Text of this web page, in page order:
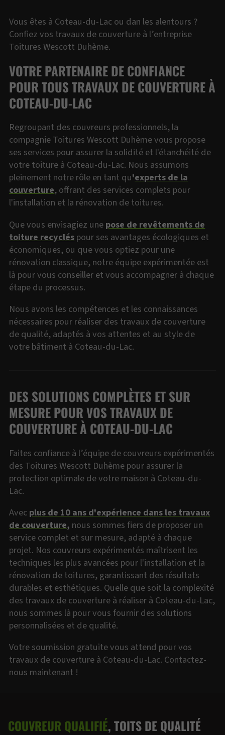
Vous êtes à Coteau-du-Lac ou dan les alentours ?
Confiez vos travaux de couverture à l’entreprise
Toitures Wescott Duhème.
VOTRE PARTENAIRE DE CONFIANCE
POUR TOUS TRAVAUX DE COUVERTURE À
COTEAU-DU-LAC
Regroupant des couvreurs professionnels, la
compagnie Toitures Wescott Duhème vous propose
ses services pour assurer la solidité et l'étanchéité de
votre toiture à Coteau-du-Lac. Nous assumons
pleinement notre rôle en tant qu'experts de la
couverture, offrant des services complets pour
l'installation et la rénovation de toitures.
Que vous envisagiez unepose de revêtements de
toiture recycléspour ses avantages écologiques et
économiques, ou que vous optiez pour une
rénovation classique, notre équipe expérimentée est
là pour vous conseiller et vous accompagner à chaque
étape du processus.
Nous avons les compétences et les connaissances
nécessaires pour réaliser des travaux de couverture
de qualité, adaptés à vos attentes et au style de
votre bâtiment à Coteau-du-Lac.
DES SOLUTIONS COMPLÈTES ET SUR
MESURE POUR VOS TRAVAUX DE
COUVERTURE À COTEAU-DU-LAC
Faites confiance à l’équipe de couvreurs expérimentés
des Toitures Wescott Duhème pour assurer la
protection optimale de votre maison à Coteau-du-
Lac.
Avecplus de 10 ans d'expérience dans les travaux
de couverture, nous sommes fiers de proposer un
service complet et sur mesure, adapté à chaque
projet. Nos couvreurs expérimentés maîtrisent les
techniques les plus avancées pour l'installation et la
rénovation de toitures, garantissant des résultats
durables et esthétiques. Quelle que soit la complexité
des travaux de couverture à réaliser à Coteau-du-Lac,
nous sommes là pour vous fournir des solutions
personnalisées et de qualité.
Votre soumission gratuite vous attend pour vos
travaux de couverture à Coteau-du-Lac. Contactez-
nous maintenant !
COUVREUR QUALIFIÉ, TOITS DE QUALITÉ